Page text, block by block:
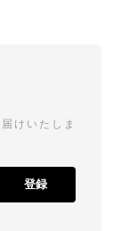
けいたしま
登録